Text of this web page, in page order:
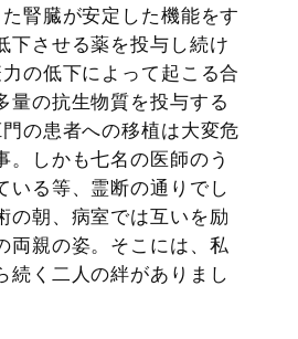
腎臓が安定した機能をす
下させる薬を投与し続け
の低下によって起こる合
量の抗生物質を投与する
の患者への移植は大変危
。しかも七名の医師のう
いる等、霊断の通りでし
の朝、病室では互いを励
両親の姿。そこには、私
続く二人の絆がありまし